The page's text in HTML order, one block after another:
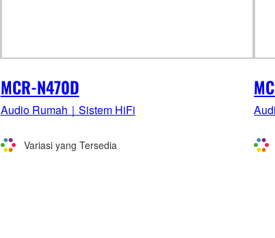
MCR-N470D
Audio Rumah｜Sistem HiFi
Variasi yang Tersedia